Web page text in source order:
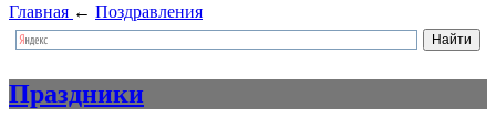
Главная ← Поздравления
Праздники